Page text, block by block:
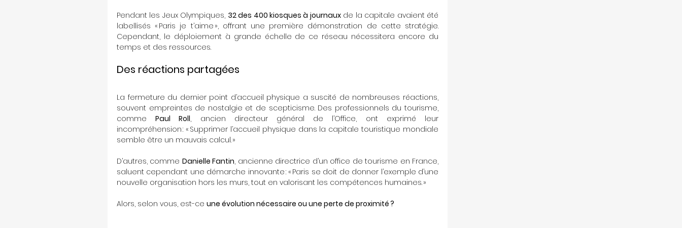
Pendant les Jeux Olympiques, 32 des 400 kiosques à journaux de la capitale avaient été
labellisés « Paris je t’aime », offrant une première démonstration de cette stratégie.
Cependant, le déploiement à grande échelle de ce réseau nécessitera encore du
temps et des ressources.
Des réactions partagées
La fermeture du dernier point d’accueil physique a suscité de nombreuses réactions,
souvent empreintes de nostalgie et de scepticisme. Des professionnels du tourisme,
comme Paul Roll, ancien directeur général de l’Office, ont exprimé leur
incompréhension : « Supprimer l’accueil physique dans la capitale touristique mondiale
semble être un mauvais calcul. »
D’autres, comme Danielle Fantin, ancienne directrice d’un office de tourisme en France,
saluent cependant une démarche innovante : « Paris se doit de donner l’exemple d’une
nouvelle organisation hors les murs, tout en valorisant les compétences humaines. »
Alors, selon vous, est-ce une évolution nécessaire ou une perte de proximité ?